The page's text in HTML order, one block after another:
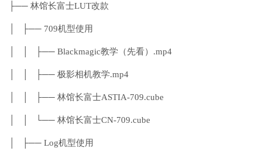
├── 林馆长富士LUT改款
│ ├── 709机型使用
│ │ ├── Blackmagic教学（先看）.mp4
│ │ ├── 极影相机教学.mp4
│ │ ├── 林馆长富士ASTIA-709.cube
│ │ └── 林馆长富士CN-709.cube
│ ├── Log机型使用